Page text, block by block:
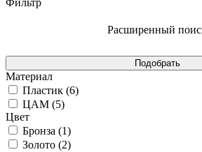
Фильтр
Расширенный
Материал
Пластик (6)
ЦАМ (5)
Цвет
Бронза (1)
Золото (2)